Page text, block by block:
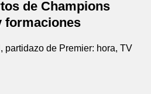
de Champions
formaciones